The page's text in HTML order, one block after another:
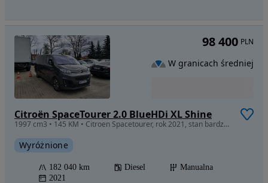
Citroën SpaceTourer 2.0 BlueHDi XL Shine
1997 cm3 • 145 KM • Citroen Spacetourer, rok 2021, stan bardzo dobry
Wyróżnione
182 040 km Diesel
Manualna
2021
98 400 PLN
W granicach średniej